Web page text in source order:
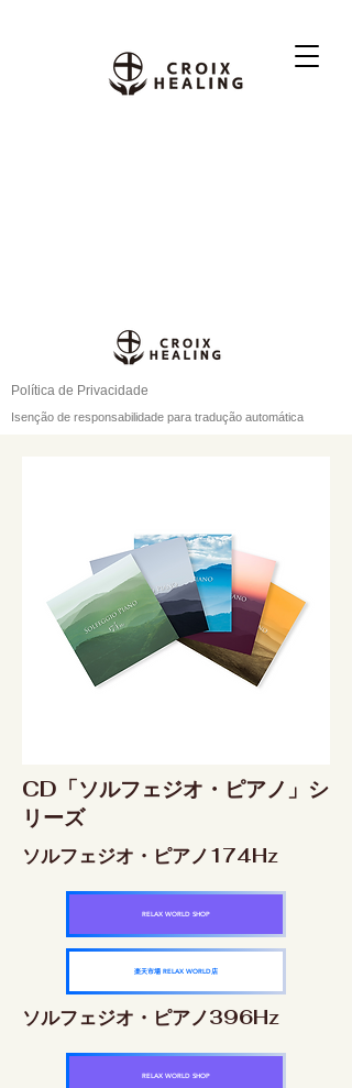
Política de Privacidade
Isenção de responsabilidade para tradução automática
CD「ソルフェジオ・ピアノ」シ
リーズ
ソルフェジオ・ピアノ174Hz
RELAX WORLD SHOP
楽天市場 RELAX WORLD店
ソルフェジオ・ピアノ396Hz
RELAX WORLD SHOP